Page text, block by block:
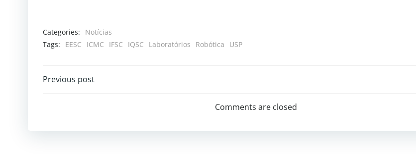
Categories:
Notícias
Tags:
EESC ICMC IFSC IQSC Laboratórios Robótica USP
Previous post
Comments are closed